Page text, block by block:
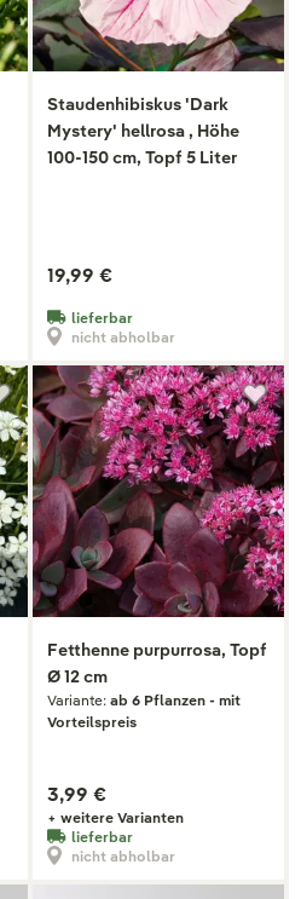
Staudenhibiskus 'Dark
Mystery' hellrosa , Höhe
100-150 cm, Topf 5 Liter
19,99 €
lieferbar
nicht abholbar
Fetthenne purpurrosa, Topf
Ø 12 cm
Variante: ab 6 Pflanzen - mit
Vorteilspreis
3,99 €
+ weitere Varianten
lieferbar
nicht abholbar